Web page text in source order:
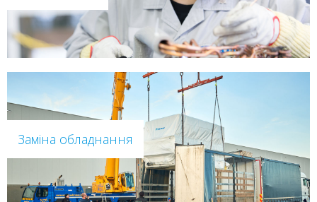
Заміна обладнання